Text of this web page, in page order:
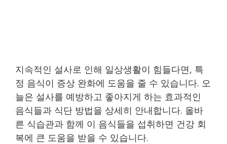
지속적인 설사로 인해 일상생활이 힘들다면, 특
정 음식이 증상 완화에 도움을 줄 수 있습니다. 오
늘은 설사를 예방하고 좋아지게 하는 효과적인
음식들과 식단 방법을 상세히 안내합니다. 올바
른 식습관과 함께 이 음식들을 섭취하면 건강 회
복에 큰 도움을 받을 수 있습니다.